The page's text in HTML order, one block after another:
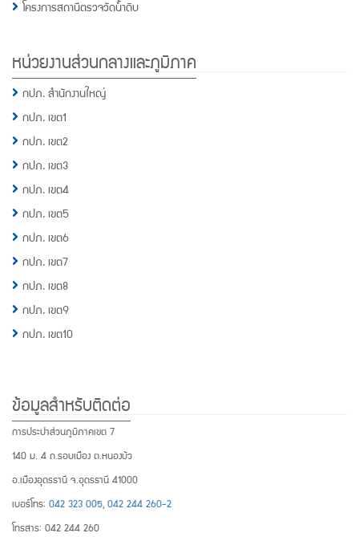
โครงการสถานีตรวจวัดน้ำดิบ
หน่วยงานส่วนกลางและภูมิภาค
กปภ. สำนักงานใหญ่
กปภ. เขต1
กปภ. เขต2
กปภ. เขต3
กปภ. เขต4
กปภ. เขต5
กปภ. เขต6
กปภ. เขต7
กปภ. เขต8
กปภ. เขต9
กปภ. เขต10
ข้อมูลสำหรับติดต่อ
การประปาส่วนภูมิภาคเขต 7
140 ม. 4 ถ.รอบเมือง ต.หนองบัว
อ.เมืองอุดรธานี จ.อุดรธานี 41000
เบอร์โทร: 042 323 005,042 244 260-2
โทรสาร: 042 244 260